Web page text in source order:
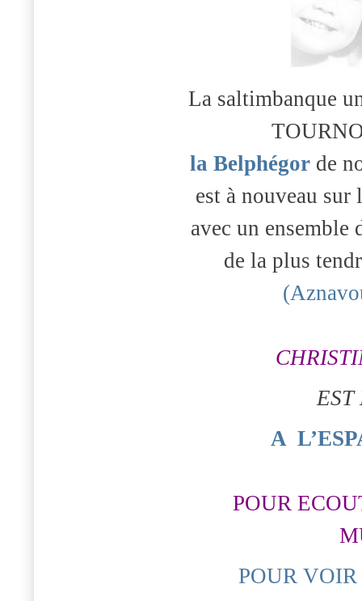
La saltimbanque
la Belphégor de
est à nouveau sur
avec un ensemble
de la plus
A
POUR
POUR